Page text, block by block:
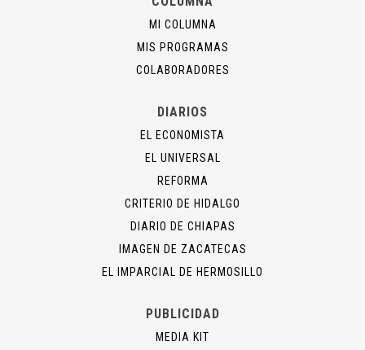
MI COLUMNA
MIS PROGRAMAS
COLABORADORES
DIARIOS
EL ECONOMISTA
EL UNIVERSAL
REFORMA
CRITERIO DE HIDALGO
DIARIO DE CHIAPAS
IMAGEN DE ZACATECAS
EL IMPARCIAL DE HERMOSILLO
PUBLICIDAD
MEDIA KIT